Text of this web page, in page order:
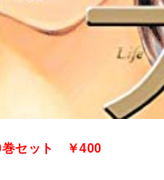
巻セット ￥400